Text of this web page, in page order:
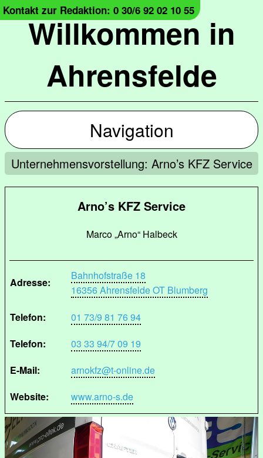
Willkommen in
Ahrensfelde
Kontakt zur Redaktion: 0 30/6 92 02 10 55
Navigation
Unternehmensvorstellung: Arno’s KFZ Service
Arno’s KFZ Service
Marco „Arno“ Halbeck
Adresse:
Bahnhofstraße 18
16356 Ahrensfelde OT Blumberg
Telefon:
01 73/9 81 76 94
Telefon:
03 33 94/7 09 19
E-Mail:
arnokfz@t-online.de
Website:
www.arno-s.de